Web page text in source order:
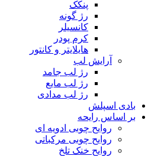
پنکک
رژ گونه
کانسیلر
کرم پودر
هایلایتر و کانتور
آرایش لب
رژ لب جامد
رژ لب مایع
رژ لب مدادی
بادی اسپلش
بر اساس رایحه
روایح چوبی ادویه ای
روایح چوبی مرکباتی
روایح خنک تلخ